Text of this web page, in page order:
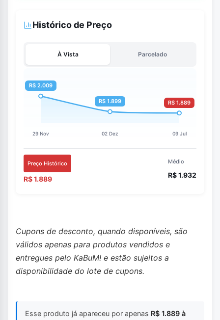
Histórico de Preço
À Vista Parcelado
Preço Histórico
R$ 1.889
Médio
R$ 1.932
Cupons de desconto, quando disponíveis, são
válidos apenas para produtos vendidos e
entregues pelo KaBuM! e estão sujeitos a
disponibilidade do lote de cupons.
Esse produto já apareceu por apenas R$ 1.889 à